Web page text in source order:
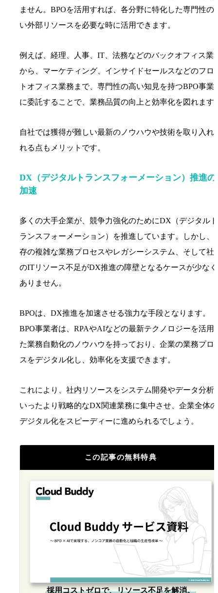
ません。BPOを活用すれば、各分野に特化した専門性の
い外部リソースを必要な時に活用できます。
例えば、経理、人事、IT、法務などのバックオフィス業
から、マーケティング、インサイドセールスなどのフロ
トオフィス業務まで、専門性の高い知見を持つBPO事業
に委託することで、業務品質の向上と効率化を図れます
自社では獲得が難しい最新のノウハウや技術を取り入れ
れる点もメリットです。
DX（デジタルトランスフォーメーション）推進の
加速
多くの大手企業が、競争力強化のためにDX（デジタルト
ランスフォーメーション）を推進しています。しかし、
存の複雑な業務プロセスやレガシーシステム、そして社
のITリソース不足がDX推進の障壁となるケースが少なく
ありません。
BPOは、DX推進を加速させる強力な手段となります。
BPO事業者は、RPAやAIなどの最新テクノロジーを活用
た業務自動化のノウハウを持っており、企業の業務プロ
スをデジタル化し、効率化を支援できます。
これにより、社内リソースをシステム開発やデータ分析
いったより戦略的なDX関連業務に集中させ、企業全体の
デジタル化をスピーディーに進められるでしょう。
この記事の無料特典
採用コストゼロで、リソース不足を解消。